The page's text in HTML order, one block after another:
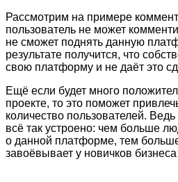
Рассмотрим на примере
пользователь не может
не сможет поднять данную
результате получится, что
свою платформу и не даёт это
Ещё если будет много
проекте, то это поможет
количество пользователей.
всё так устроено: чем больше
о данной платформе, тем
завоёвывает у новичков